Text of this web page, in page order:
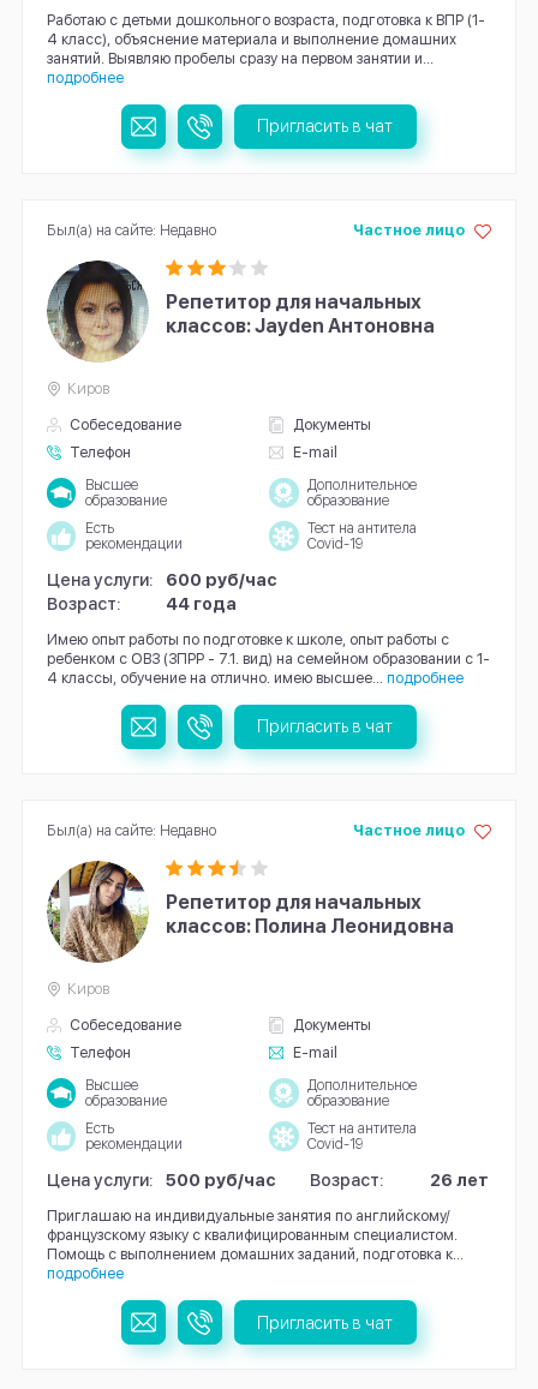
Работаю с детьми дошкольного возраста, подготовка к ВПР (1-
4 класс), объяснение материала и выполнение домашних
занятий. Выявляю пробелы сразу на первом занятии и...
подробнее
Пригласить в чат
Репетитор для начальных
классов: Jayden Антоновна
Собеседование
Документы
Телефон
E-mail
Частное лицо
Киров
Высшее
образование
Дополнительное
образование
Есть
рекомендации
Тест на антитела
Covid-19
Цена услуги:
600 руб/час
Возраст:
44 года
Имею опыт работы по подготовке к школе, опыт работы с
ребенком с ОВЗ (ЗПРР - 7.1. вид) на семейном образовании с 1-
4 классы, обучение на отлично. имею высшее...
подробнее
Был(а) на сайте: Недавно
Пригласить в чат
Репетитор для начальных
классов: Полина Леонидовна
Собеседование
Документы
Телефон
E-mail
Частное лицо
Киров
Высшее
образование
Дополнительное
образование
Есть
рекомендации
Тест на антитела
Covid-19
Цена услуги: 500 руб/час Возраст: 26 лет
Приглашаю на индивидуальные занятия по английскому/
французскому языку с квалифицированным специалистом.
Помощь с выполнением домашних заданий, подготовка к...
подробнее
Был(а) на сайте: Недавно
Пригласить в чат